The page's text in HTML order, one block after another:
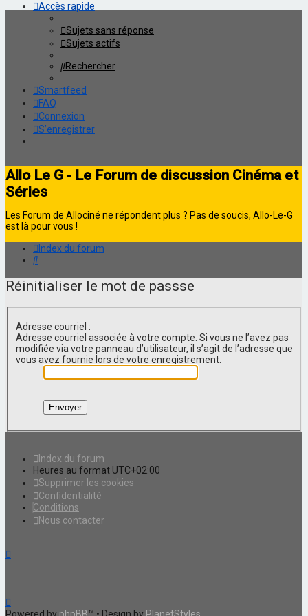
Accès rapide
Sujets sans réponse
Sujets actifs
Rechercher
Smartfeed
FAQ
Connexion
S’enregistrer
Allo Le G - Le Forum de discussion Cinéma et
Séries
Les Forum de Allociné ne répondent plus ? Pas de soucis, Allo-Le-G
est là pour vous !
Index du forum
Rechercher
Réinitialiser le mot de passse
Adresse courriel :
Adresse courriel associée à votre compte. Si vous ne l’avez pas
modifiée via votre panneau d’utilisateur, il s’agit de l’adresse que
vous avez fournie lors de votre enregistrement.
Index du forum
Heures au format UTC+02:00
Supprimer les cookies
Confidentialité
Conditions
Nous contacter